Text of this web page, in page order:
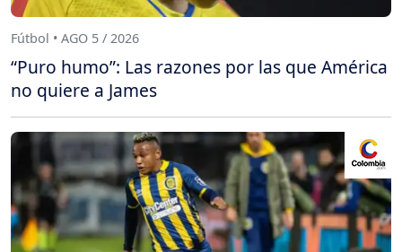
Fútbol • AGO 5 / 2026
“Puro humo”: Las razones por las que América
no quiere a James